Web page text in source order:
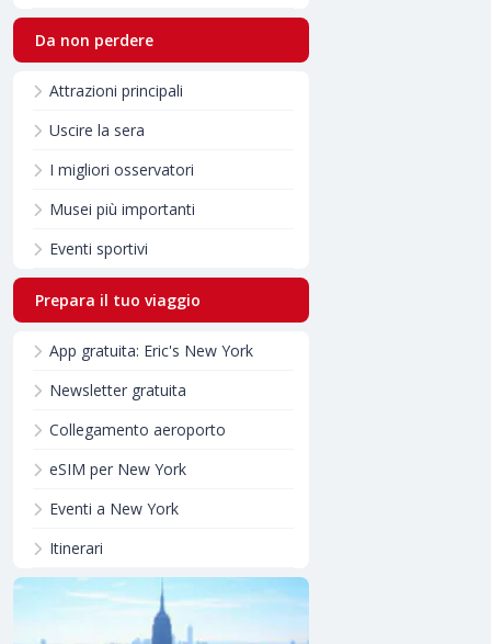
Da non perdere
Attrazioni principali
Uscire la sera
I migliori osservatori
Musei più importanti
Eventi sportivi
Prepara il tuo viaggio
App gratuita: Eric's New York
Newsletter gratuita
Collegamento aeroporto
eSIM per New York
Eventi a New York
Itinerari